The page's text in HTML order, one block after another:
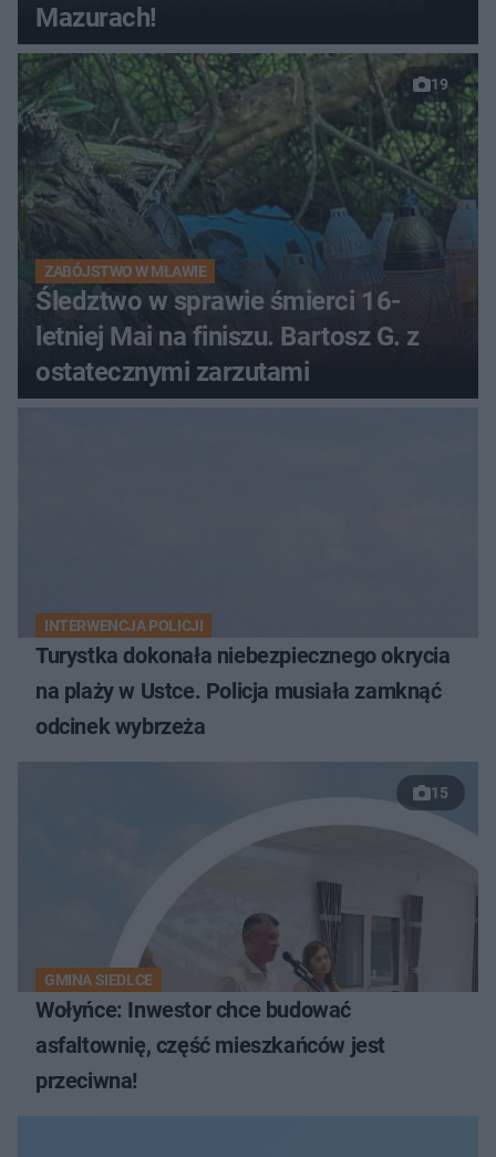
Mazurach!
19
ZABÓJSTWO W MŁAWIE
Śledztwo w sprawie śmierci 16-
letniej Mai na finiszu. Bartosz G. z
ostatecznymi zarzutami
INTERWENCJA POLICJI
Turystka dokonała niebezpiecznego okrycia
na plaży w Ustce. Policja musiała zamknąć
odcinek wybrzeża
15
GMINA SIEDLCE
Wołyńce: Inwestor chce budować
asfaltownię, część mieszkańców jest
przeciwna!